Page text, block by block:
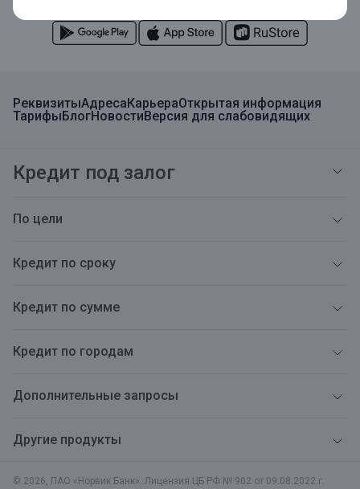
© 2026, ПАО «Норвик Банк». Лицензия ЦБ РФ № 902 от 09.08.2022 г.
РеквизитыАдресаКарьераОткрытая информация
ТарифыБлогНовостиВерсия для слабовидящих
Кредит под залог
По цели
Кредит по сроку
Кредит по сумме
Кредит по городам
Дополнительные запросы
Другие продукты